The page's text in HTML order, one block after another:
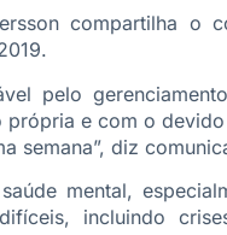
compartilha o
pelo
e com o
semana”, diz
mental,
incluindo